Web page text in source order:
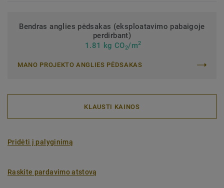
Bendras anglies pėdsakas (eksploatavimo pabaigoje
perdirbant)
1.81 kg CO2/m2
MANO PROJEKTO ANGLIES PĖDSAKAS
KLAUSTI KAINOS
Pridėti į palyginimą
Raskite pardavimo atstovą